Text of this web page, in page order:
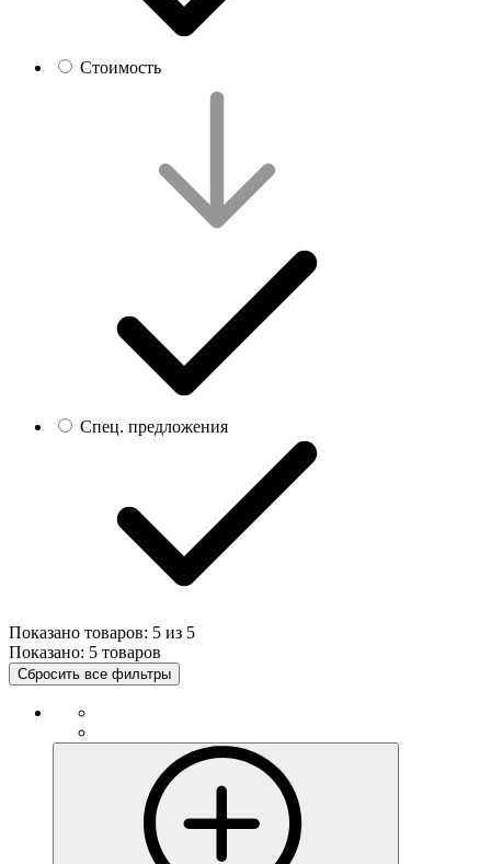
Стоимость
Спец. предложения
Показано товаров: 5 из 5
Показано: 5 товаров
Сбросить все фильтры